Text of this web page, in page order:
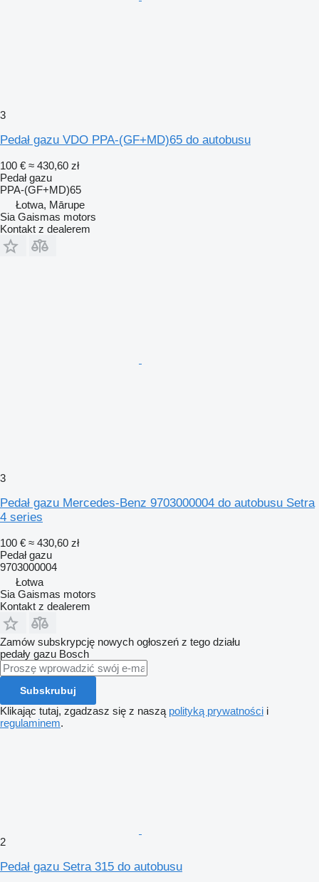
3
Pedał gazu VDO PPA-(GF+MD)65 do autobusu
100 € ≈ 430,60 zł
Pedał gazu
PPA-(GF+MD)65
Łotwa, Mārupe
Sia Gaismas motors
Kontakt z dealerem
3
Pedał gazu Mercedes-Benz 9703000004 do autobusu Setra
4 series
100 € ≈ 430,60 zł
Pedał gazu
9703000004
Łotwa
Sia Gaismas motors
Kontakt z dealerem
Zamów subskrypcję nowych ogłoszeń z tego działu
pedały gazu Bosch
Subskrubuj
Klikając tutaj, zgadzasz się z naszą polityką prywatności i
regulaminem.
2
Pedał gazu Setra 315 do autobusu